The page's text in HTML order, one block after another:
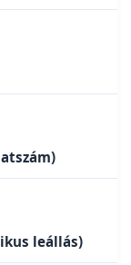
leállás)